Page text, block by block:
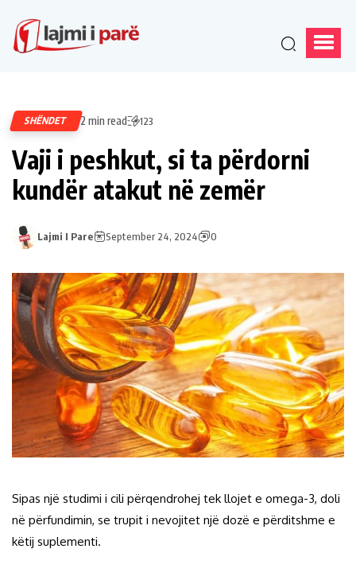
SHËNDET 2 min read 123
Vaji i peshkut, si ta përdorni
kundër atakut në zemër
Lajmi I Pare September 24, 2024 0
Sipas një studimi i cili përqendrohej tek llojet e omega-3, doli
në përfundimin, se trupit i nevojitet një dozë e përditshme e
këtij suplementi.